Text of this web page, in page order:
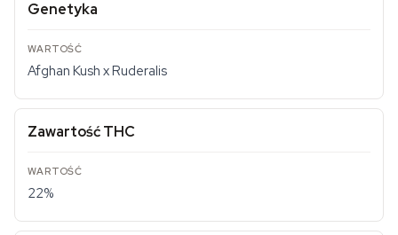
Genetyka
Afghan Kush x Ruderalis
Zawartość THC
22%